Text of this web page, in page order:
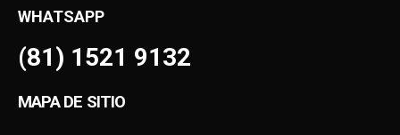
WHATSAPP
(81) 1521 9132
MAPA DE SITIO